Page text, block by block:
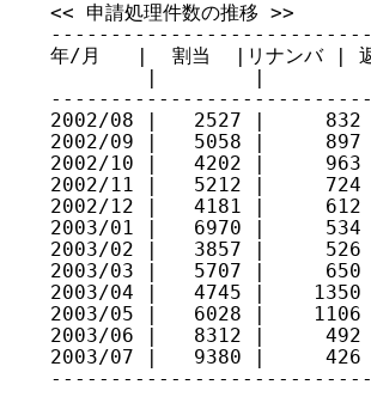
<< 申請処理件数の推移 >>
年/月   |  割当  |リナンバ |
2002/08 |   2527 |
2002/09 |   5058 |
2002/10 |   4202 |
2002/11 |   5212 |
2002/12 |   4181 |
2003/01 |   6970 |
2003/02 |   3857 |
2003/03 |   5707 |
2003/04 |   4745 |
2003/05 |   6028 |
2003/06 |   8312 |
2003/07 |   9380 |